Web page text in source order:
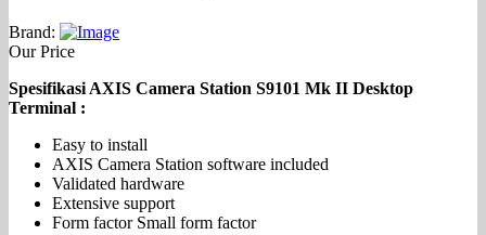
Brand:
Our Price
Spesifikasi AXIS Camera Station S9101 Mk II Desktop
Terminal :
Easy to install
AXIS Camera Station software included
Validated hardware
Extensive support
Form factor Small form factor